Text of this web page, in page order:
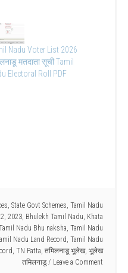
Nadu Voter List 2026
मतदाता सूची Tamil
Electoral Roll PDF
, State Govt Schemes, Tamil Nadu
, 2023, Bhulekh Tamil Nadu, Khata
Nadu Bhu naksha, Tamil Nadu
Nadu Land Record, Tamil Nadu
, TN Patta, तमिलनाडू भूलेख, भूलेख
तमिलनाडू
Leave a Comment